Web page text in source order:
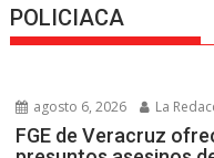
POLICIACA
agosto 6, 2026 La
FGE de Veracruz